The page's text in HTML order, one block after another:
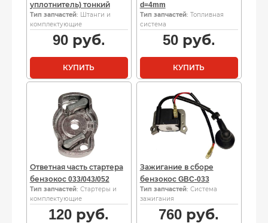
уплотнитель) тонкий
Тип запчастей: Штанги и
комплектующие
90руб.
КУПИТЬ
d=4mm
Тип запчастей: Топливная
система
50руб.
КУПИТЬ
Ответная часть стартера
бензокос 033/043/052
Тип запчастей: Стартеры и
комплектующие
120 руб.
Зажигание в сборе
бензокос GBC-033
Тип запчастей: Система
зажигания
760 руб.